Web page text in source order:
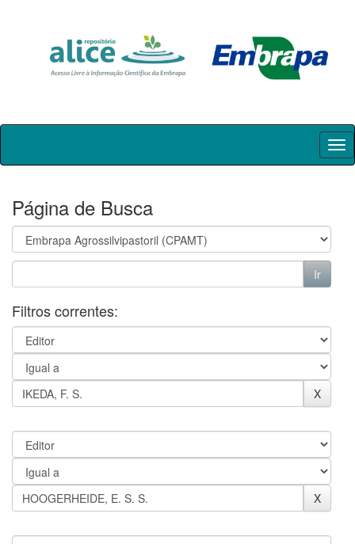
Skip
Página de Busca
Filtros correntes: